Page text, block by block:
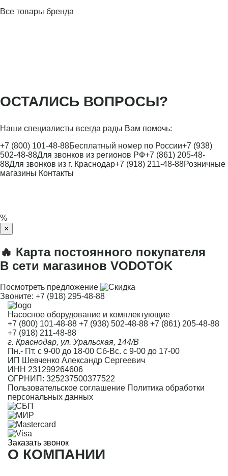
Все товары бренда
ОСТАЛИСЬ ВОПРОСЫ?
Наши специалисты всегда рады Вам помочь:
+7 (800) 101-48-88Бесплатный номер по России+7 (938)
502-48-88Для звонков из регионов РФ+7 (861) 205-48-
88Для звонков из г. Краснодар+7 (918) 211-48-88Розничные
магазины Контакты
%
×
🔥 Карта постоянного покупателя
В сети магазинов VODOTOK
Посмотреть предложение
Звоните: +7 (918) 295-48-88
Насосное оборудование и комплектующие
+7 (800) 101-48-88 +7 (938) 502-48-88 +7 (861) 205-48-88
+7 (918) 211-48-88
г. Краснодар, ул. Уральская, 144/В
Пн.- Пт. с 9-00 до 18-00 Сб-Вс. с 9-00 до 17-00
ИП Шевченко Александр Сергеевич
ИНН 231299264606
ОГРНИП: 325237500377522
Пользовательское соглашение Политика обработки
персональных данных
Заказать звонок
О КОМПАНИИ